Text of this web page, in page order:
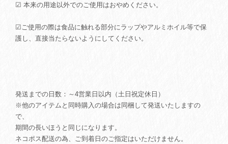
☑ 本来の用途以外でのご使用はおやめください。
☑ご使用の際は食品に触れる部分にラップやアルミホイル等で保
護し、直接当たらないようにしてください。
発送までの日数：～4営業日以内（土日祝定休日）
※他のアイテムと同時購入の場合は同梱して発送いたしますの
で、
期間の長いほうと同じになります。
ネコポス配送の為、ご到着日のご指定はいただけません。